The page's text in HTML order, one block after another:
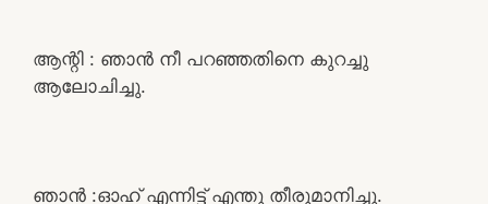
ആന്റി : ഞാൻ നീ പറഞ്ഞതിനെ കുറച്ചു
ആലോചിച്ചു.
ഞാൻ :ഓഹ് എന്നിട്ട് എന്തു തീരുമാനിച്ചു.